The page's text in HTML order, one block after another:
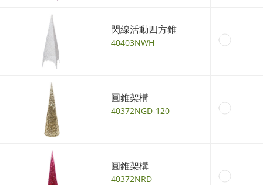
閃線活動四方錐
40403NWH
圓錐架構
40372NGD-120
圓錐架構
40372NRD